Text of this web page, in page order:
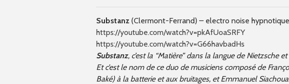
Substanz (Clermont-Ferrand) – electro noise hypnotique
https://youtube.com/watch?v=pkAfUoaSRFY
https://youtube.com/watch?v=G66havbadHs
Substanz, c’est la “Matière” dans la langue de Nietzsche
Et c’est le nom de ce duo de musiciens composé de
Baké) à la batterie et aux bruitages, et Emmanuel